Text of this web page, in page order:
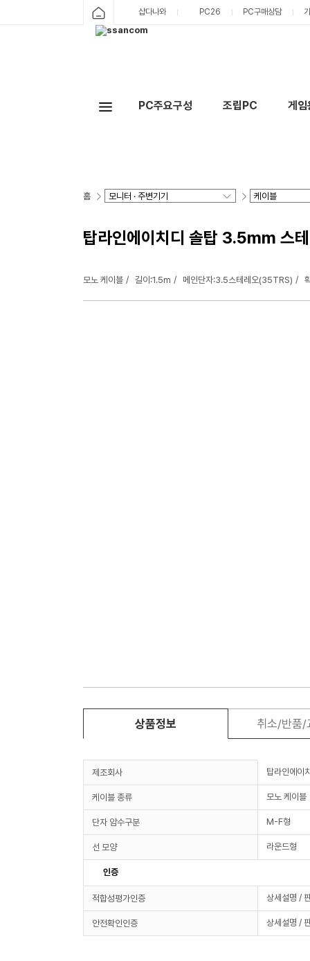
샵다나와 PC26 PC구매상담
PC주요구성 조립PC 게
홈
탑라인에이치디 솔탑 3.5mm
모노 케이블 길이:1.5m 메인단자:3.5스테레오(35TRS)
상품정보 취소/반품/
제조회사 탑라인에이
케이블 종류 모노 케이블
단자 암수구분 M-F형
선 모양 라운드형
인증
적합성평가인증 상세설명 /
안전확인인증 상세설명 /